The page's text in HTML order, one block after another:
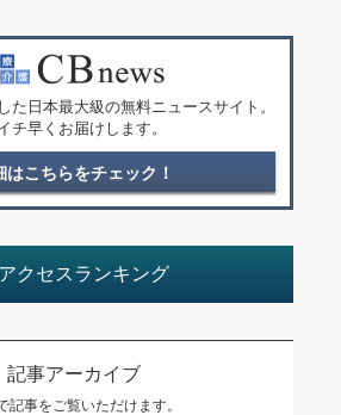
た日本最大級の無料ニュースサイト。
チ早くお届けします。
はこちらをチェック！
アクセスランキング
記事アーカイブ
記事をご覧いただけます。